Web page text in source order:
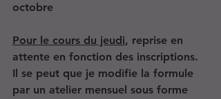
octobre
Pour le cours du jeudi, reprise en
attente en fonction des inscriptions.
Il se peut que je modifie la formule
par un atelier mensuel sous forme